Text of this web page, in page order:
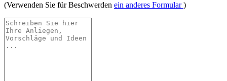
(Verwenden Sie für Beschwerden ein anderes Formular)